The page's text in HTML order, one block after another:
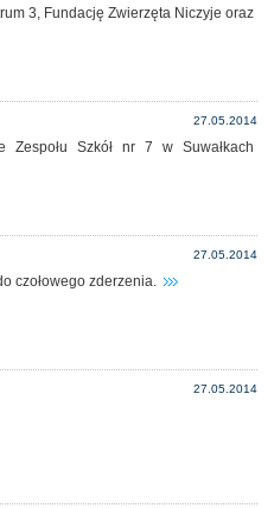
3, Fundację Zwierzęta Niczyje oraz
27.05.2014
Zespołu Szkół nr 7 w Suwałkach
27.05.2014
czołowego zderzenia.
27.05.2014